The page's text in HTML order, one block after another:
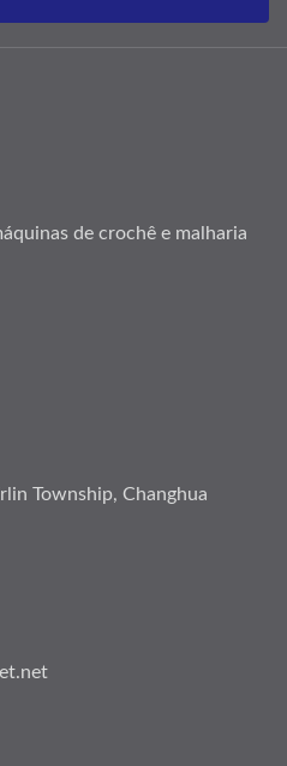
de crochê e malharia
Township, Changhua